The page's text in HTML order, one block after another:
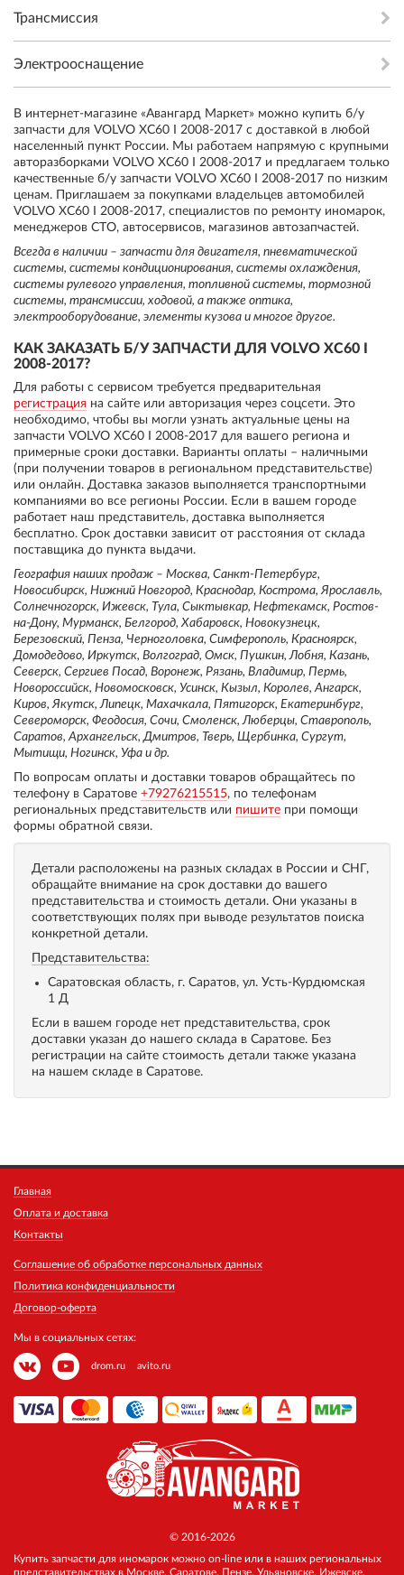
Трансмиссия
Электрооснащение
В интернет-магазине «Авангард Маркет» можно купить б/у
запчасти для VOLVO XC60 I 2008-2017 с доставкой в любой
населенный пункт России. Мы работаем напрямую с крупными
авторазборками VOLVO XC60 I 2008-2017 и предлагаем только
качественные б/у запчасти VOLVO XC60 I 2008-2017 по низким
ценам. Приглашаем за покупками владельцев автомобилей
VOLVO XC60 I 2008-2017, специалистов по ремонту иномарок,
менеджеров СТО, автосервисов, магазинов автозапчастей.
Всегда в наличии – запчасти для двигателя, пневматической
системы, системы кондиционирования, системы охлаждения,
системы рулевого управления, топливной системы, тормозной
системы, трансмиссии, ходовой, а также оптика,
электрооборудование, элементы кузова и многое другое.
КАК ЗАКАЗАТЬ Б/У ЗАПЧАСТИ ДЛЯ VOLVO XC60 I
2008-2017?
Для работы с сервисом требуется предварительная
регистрация на сайте или авторизация через соцсети. Это
необходимо, чтобы вы могли узнать актуальные цены на
запчасти VOLVO XC60 I 2008-2017 для вашего региона и
примерные сроки доставки. Варианты оплаты – наличными
(при получении товаров в региональном представительстве)
или онлайн. Доставка заказов выполняется транспортными
компаниями во все регионы России. Если в вашем городе
работает наш представитель, доставка выполняется
бесплатно. Срок доставки зависит от расстояния от склада
поставщика до пункта выдачи.
География наших продаж – Москва, Санкт-Петербург,
Новосибирск, Нижний Новгород, Краснодар, Кострома, Ярославль,
Солнечногорск, Ижевск, Тула, Сыктывкар, Нефтекамск, Ростов-
на-Дону, Мурманск, Белгород, Хабаровск, Новокузнецк,
Березовский, Пенза, Черноголовка, Симферополь, Красноярск,
Домодедово, Иркутск, Волгоград, Омск, Пушкин, Лобня, Казань,
Северск, Сергиев Посад, Воронеж, Рязань, Владимир, Пермь,
Новороссийск, Новомосковск, Усинск, Кызыл, Королев, Ангарск,
Киров, Якутск, Липецк, Махачкала, Пятигорск, Екатеринбург,
Североморск, Феодосия, Сочи, Смоленск, Люберцы, Ставрополь,
Саратов, Архангельск, Дмитров, Тверь, Щербинка, Сургут,
Мытищи, Ногинск, Уфа и др.
По вопросам оплаты и доставки товаров обращайтесь по
телефону в Саратове +79276215515, по телефонам
региональных представительств или пишите при помощи
формы обратной связи.
Детали расположены на разных складах в России и СНГ,
обращайте внимание на срок доставки до вашего
представительства и стоимость детали. Они указаны в
соответствующих полях при выводе результатов поиска
конкретной детали.
Представительства:
Саратовская область, г. Саратов, ул. Усть-Курдюмская
1 Д
Если в вашем городе нет представительства, срок
доставки указан до нашего склада в Саратове. Без
регистрации на сайте стоимость детали также указана
на нашем складе в Саратове.
Главная
Оплата и доставка
Контакты
Соглашение об обработке персональных данных
Политика конфиденциальности
Договор-оферта
Мы в социальных сетях:
drom.ru avito.ru
© 2016-2026
Купить запчасти для иномарок можно on-line или в наших региональных
представительствах в Москве, Саратове, Пензе, Ульяновске, Ижевске,